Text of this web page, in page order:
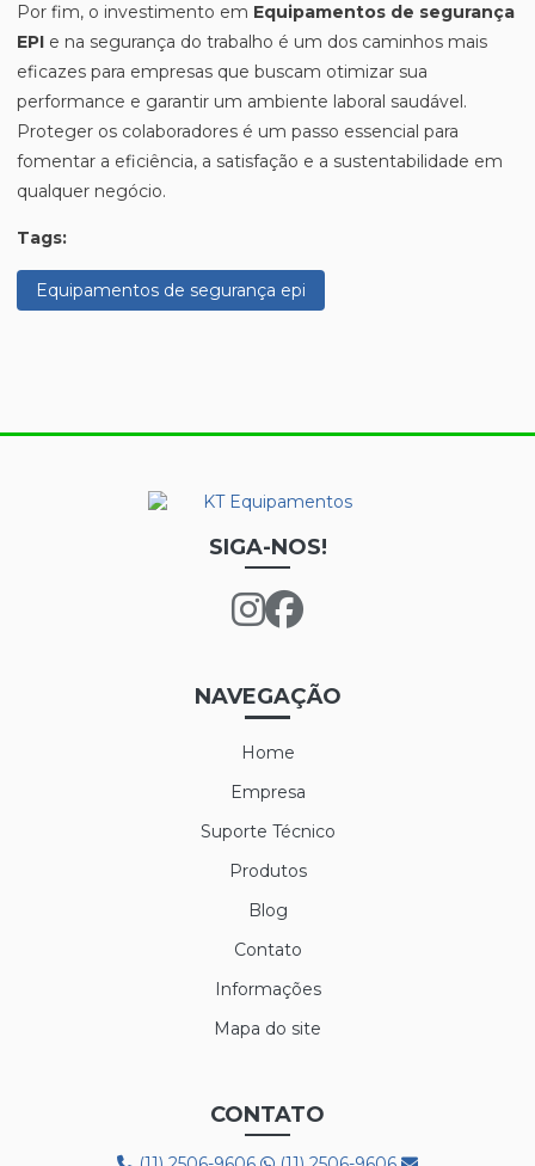
Por fim, o investimento em Equipamentos de segurança
EPI e na segurança do trabalho é um dos caminhos mais
eficazes para empresas que buscam otimizar sua
performance e garantir um ambiente laboral saudável.
Proteger os colaboradores é um passo essencial para
fomentar a eficiência, a satisfação e a sustentabilidade em
qualquer negócio.
Tags:
Equipamentos de segurança epi
SIGA-NOS!
NAVEGAÇÃO
Home
Empresa
Suporte Técnico
Produtos
Blog
Contato
Informações
Mapa do site
CONTATO